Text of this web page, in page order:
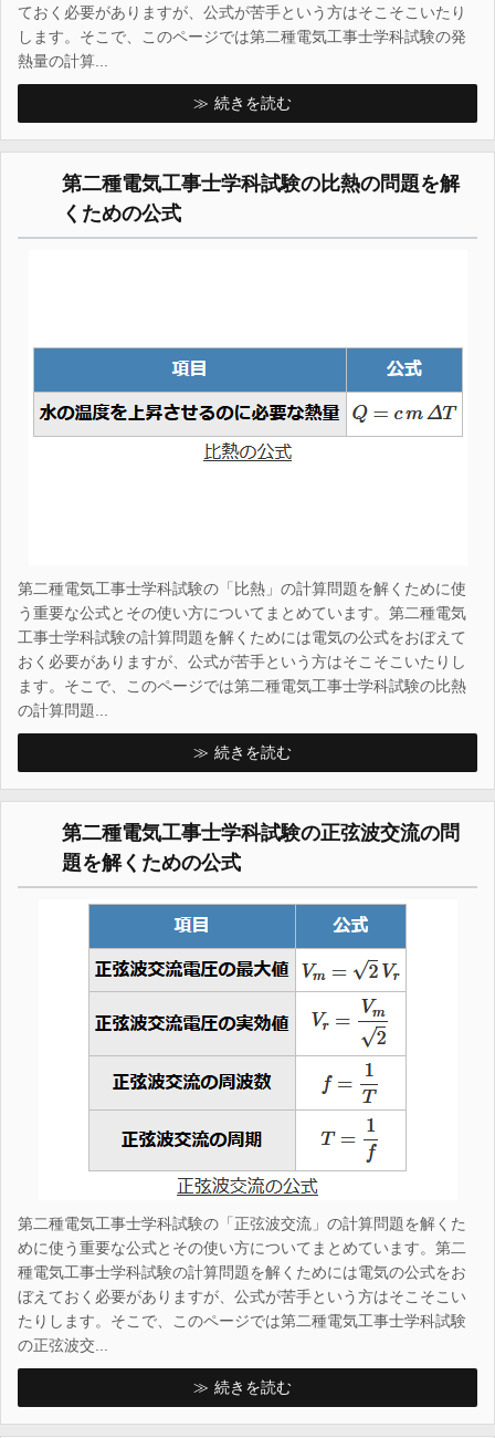
ておく必要がありますが、公式が苦手という方はそこそこいたり
します。そこで、このページでは第二種電気工事士学科試験の発
熱量の計算...
続きを読む
第二種電気工事士学科試験の比熱の問題を解
くための公式
第二種電気工事士学科試験の「比熱」の計算問題を解くために使
う重要な公式とその使い方についてまとめています。第二種電気
工事士学科試験の計算問題を解くためには電気の公式をおぼえて
おく必要がありますが、公式が苦手という方はそこそこいたりし
ます。そこで、このページでは第二種電気工事士学科試験の比熱
の計算問題...
続きを読む
第二種電気工事士学科試験の正弦波交流の問
題を解くための公式
第二種電気工事士学科試験の「正弦波交流」の計算問題を解くた
めに使う重要な公式とその使い方についてまとめています。第二
種電気工事士学科試験の計算問題を解くためには電気の公式をお
ぼえておく必要がありますが、公式が苦手という方はそこそこい
たりします。そこで、このページでは第二種電気工事士学科試験
の正弦波交...
続きを読む